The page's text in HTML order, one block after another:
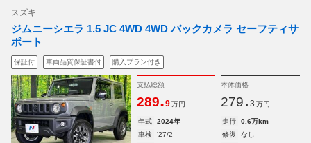
スズキ
ジムニーシエラ 1.5 JC 4WD 4WD バックカメラ セーフティサ
ポート
保証付 車両品質保証書付 購入プラン付き
支払総額
289.9 万円
本体価格
279. 3 万円
年式 2024年 走行
0.6万km
車検
'27/2 修復
なし